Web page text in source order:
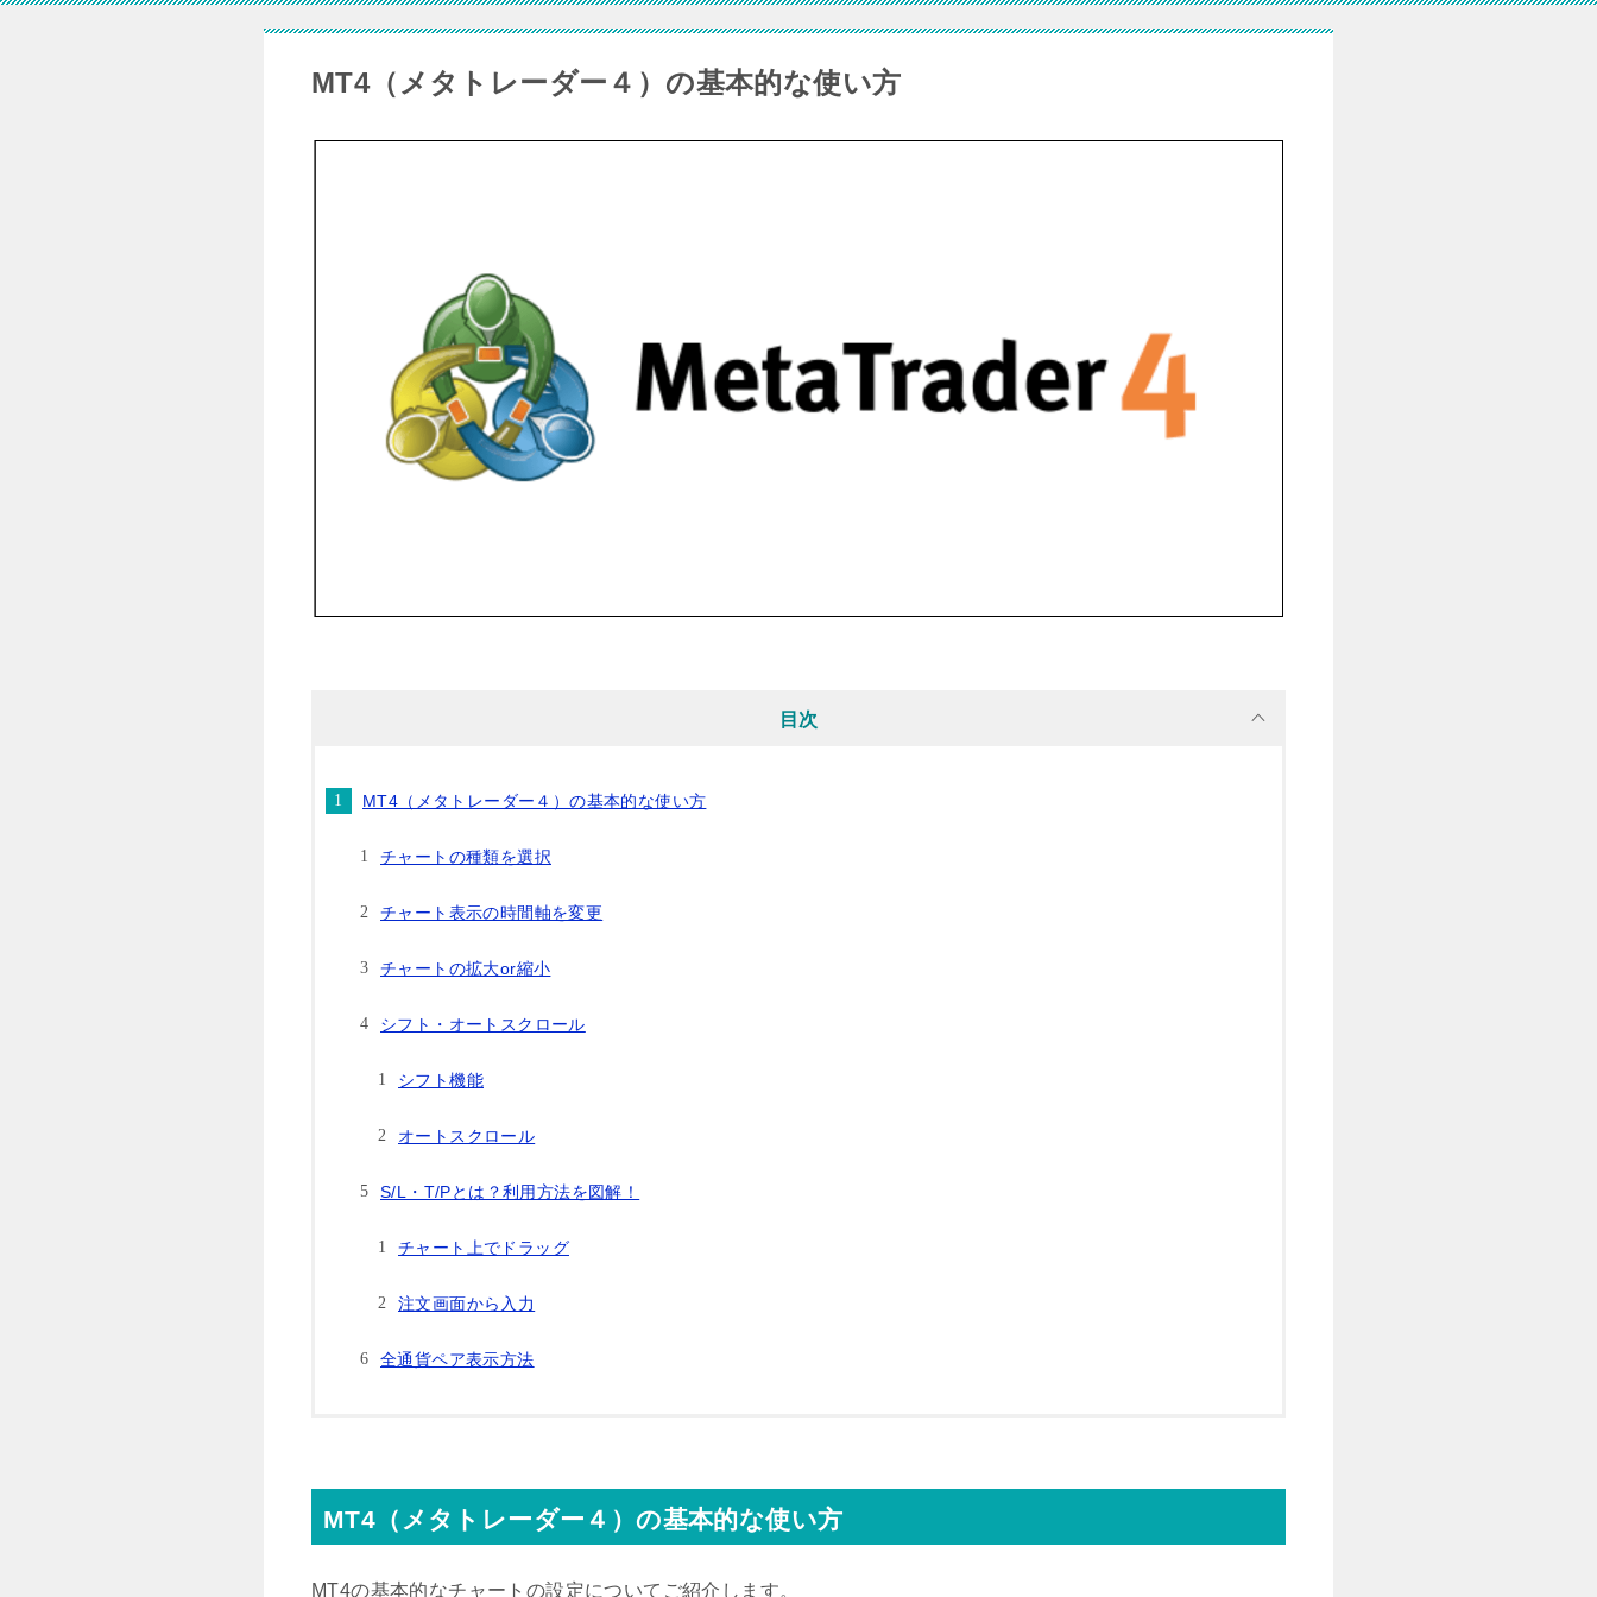
MT4（メタトレーダー４）の基本的な使い方
目次
MT4（メタトレーダー４）の基本的な使い方
チャートの種類を選択
チャート表示の時間軸を変更
チャートの拡大or縮小
シフト・オートスクロール
シフト機能
オートスクロール
S/L・T/Pとは？利用方法を図解！
チャート上でドラッグ
注文画面から入力
全通貨ペア表示方法
MT4（メタトレーダー４）の基本的な使い方
MT4の基本的なチャートの設定についてご紹介します。